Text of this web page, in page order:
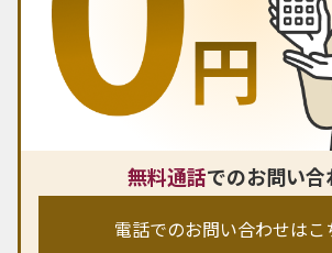
無料通話でのお問い合
電話でのお問い合わせはこ